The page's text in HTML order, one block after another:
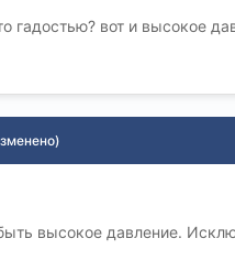
гадостью? вот и высокое
высокое давление.